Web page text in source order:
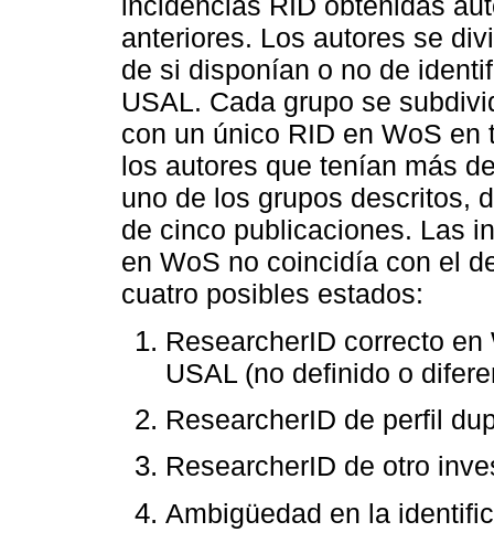
anteriores. Los autores se
de si disponían o no de
USAL. Cada grupo se
con un único RID en WoS
los autores que tenían más
uno de los grupos descritos,
de cinco publicaciones. Las
en WoS no coincidía con el
cuatro posibles estados:
ResearcherID correcto
USAL (no definido o
ResearcherID de perfil
ResearcherID de otro
Ambigüedad en la